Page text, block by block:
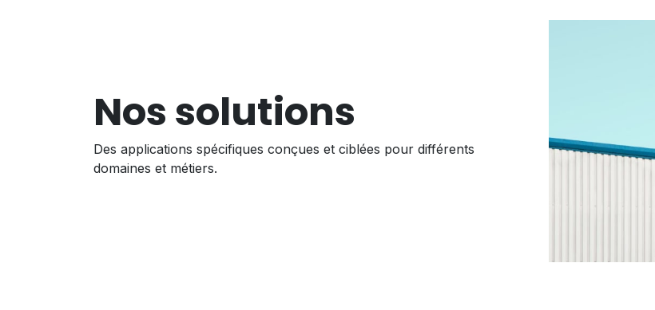
Nos solutions
Des applications spécifiques conçues et ciblées pour différents
domaines et métiers.